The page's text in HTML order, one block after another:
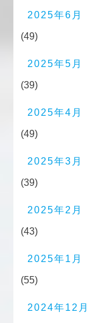
2025年6月
(49)
2025年5月
(39)
2025年4月
(49)
2025年3月
(39)
2025年2月
(43)
2025年1月
(55)
2024年12月